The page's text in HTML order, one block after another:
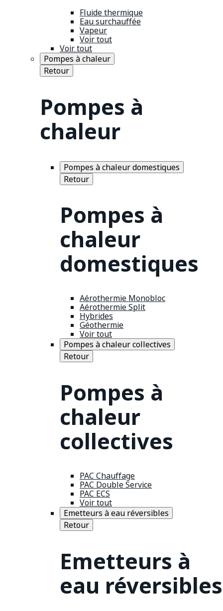
Fluide thermique
Eau surchauffée
Vapeur
Voir tout
Voir tout
Pompes à chaleur
Retour
Pompes à
chaleur
Pompes à chaleur domestiques
Retour
Pompes à
chaleur
domestiques
Aérothermie Monobloc
Aérothermie Split
Hybrides
Géothermie
Voir tout
Pompes à chaleur collectives
Retour
Pompes à
chaleur
collectives
PAC Chauffage
PAC Double Service
PAC ECS
Voir tout
Emetteurs à eau réversibles
Retour
Emetteurs à
eau réversibles